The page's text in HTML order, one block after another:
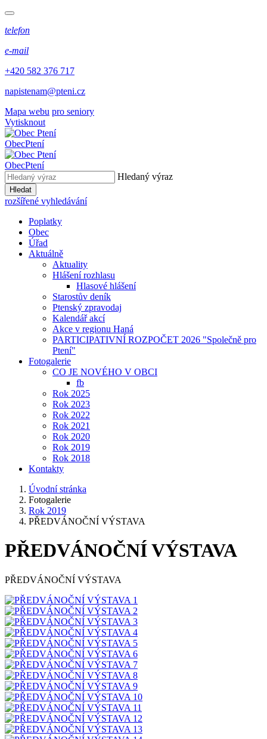
telefon
e-mail
+420 582 376 717
napistenam@pteni.cz
Mapa webu pro seniory
Vytisknout
ObecPtení
ObecPtení
Hledaný výraz
Hledat
rozšířené vyhledávání
Poplatky
Obec
Úřad
Aktuálně
Aktuality
Hlášení rozhlasu
Hlasové hlášení
Starostův deník
Ptenský zpravodaj
Kalendář akcí
Akce v regionu Haná
PARTICIPATIVNÍ ROZPOČET 2026 "Společně pro
Ptení"
Fotogalerie
CO JE NOVÉHO V OBCI
fb
Rok 2025
Rok 2023
Rok 2022
Rok 2021
Rok 2020
Rok 2019
Rok 2018
Kontakty
Úvodní stránka
Fotogalerie
Rok 2019
PŘEDVÁNOČNÍ VÝSTAVA
PŘEDVÁNOČNÍ VÝSTAVA
PŘEDVÁNOČNÍ VÝSTAVA